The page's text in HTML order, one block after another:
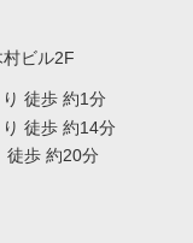
ビル2F
徒歩 約1分
徒歩 約14分
徒歩 約20分